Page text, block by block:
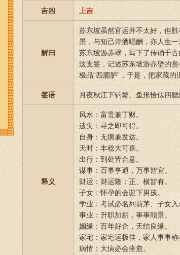
吉凶 上吉
解曰
苏东坡虽然官运并不太好，但
景，与知己诗酒唱酬，亦人生一
苏东坡游赤壁，写下了传诵千古
这支签，记述苏东坡游赤壁的
极品“四腮胪”，于是，把家藏
签语 月夜秋江下钓鳌、鱼形恰似四
释义
风水：富贵兼丁财。
遗失：寻之即可得。
自身：无病兼发达。
天时：丰稔大可喜。
出行：到处皆合意。
谋事：百事亨通，万事皆宜。
财运：财运隆；正、横皆有。
子女：怀孕的会诞下男孩。
学业：考试必名列前茅、子女入
事业：升职加薪，事事顺景。
姻缘：百年好合，天结良缘。
家宅：家宅运极佳，家人事事称
病情：大病必会痊愈。